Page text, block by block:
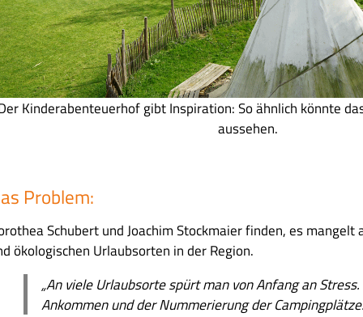
Kinderabenteuerhof gibt Inspiration: So ähnlich könnte
aussehen.
Problem:
Schubert und Joachim Stockmaier finden, es
ökologischen Urlaubsorten in der Region.
„An vieleUrlaubsorte spürt man vonAnfang anStress.
Ankommen undderNummerierung derCampingp